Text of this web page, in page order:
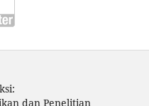
dan Penelitian